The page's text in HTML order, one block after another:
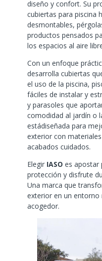
diseño y confort. Su
cubiertas para piscina
desmontables,
productos pensados
los espacios al aire
Con un enfoque
desarrolla cubiertas
el uso de la piscina,
fáciles de instalar y
y parasoles que
comodidad al jardín o
estádiseñada para
exterior con
acabados cuidados.
Elegir IASO es apostar
protección y disfrute
Una marca que
exterior en un entorno
acogedor.